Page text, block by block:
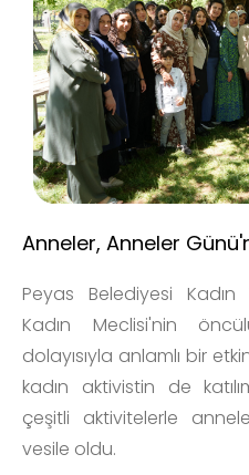
Anneler, Anneler
Peyas Belediyesi
Kadın Meclisi'nin
dolayısıyla anlamlı bir
kadın aktivistin de
çeşitli aktivitelerle
vesile oldu.